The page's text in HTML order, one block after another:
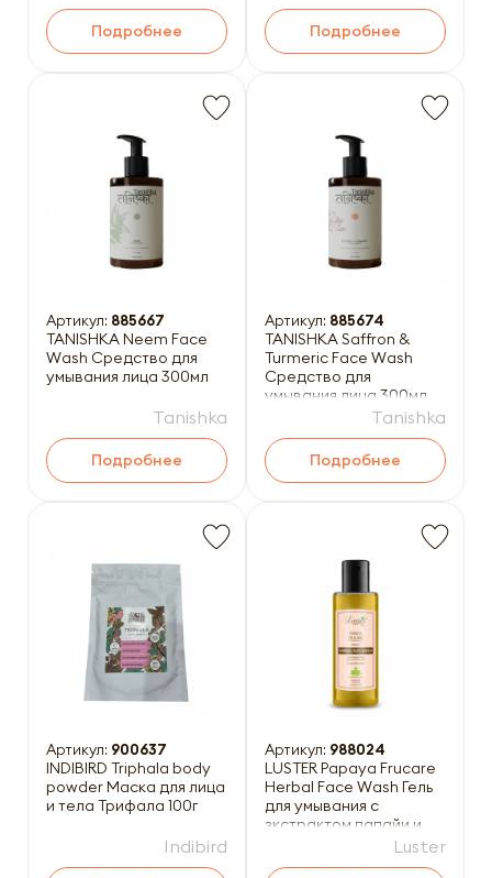
Подробнее Подробнее
Артикул: 885667
TANISHKA Neem Face
Wash Средство для
умывания лица 300мл
Tanishka
Подробнее
Артикул: 885674
TANISHKA Saffron &
Turmeric Face Wash
Средство для
умывания лица 300мл
Tanishka
Подробнее
Артикул: 900637
INDIBIRD Triphala body
powder Маска для лица
и тела Трифала 100г
Indibird
Артикул: 988024
LUSTER Papaya Frucare
Herbal Face Wash Гель
для умывания с
зкстрактом папайи и
витамином C 110млLuster